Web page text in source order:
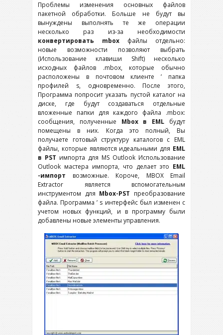
Проблемы изменения основных файлов
пакетной обработки. Больше не будут вы
вынуждены выполнять те же операции
несколько раз из-за необходимости
конвертировать mbox файлы отдельно:
новые возможности позволяют выбрать
(Использование клавиши Shift) несколько
исходных файлов .mbox, которые обычно
расположены в почтовом клиенте ’ папка
профилей s, одновременно. После этого,
Программа попросит указать пустой каталог на
диске, где будут создаваться отдельные
вложенные папки для каждого файла .mbox:
сообщения, полученные Mbox в EML будут
помещены в них. Когда это полный, Вы
получаете готовый структуру каталогов с EML
файлы, которые являются идеальными для EML
в PST импорта для MS Outlook Использование
Outlook мастера импорта, что делает это EML
-импорт возможные. Короче, MBOX Email
Extractor является вспомогательным
инструментом для Mbox-PST преобразование
файла. Программа ’ s интерфейс был изменен с
учетом новых функций, и в программу были
добавлены новые элементы управления.